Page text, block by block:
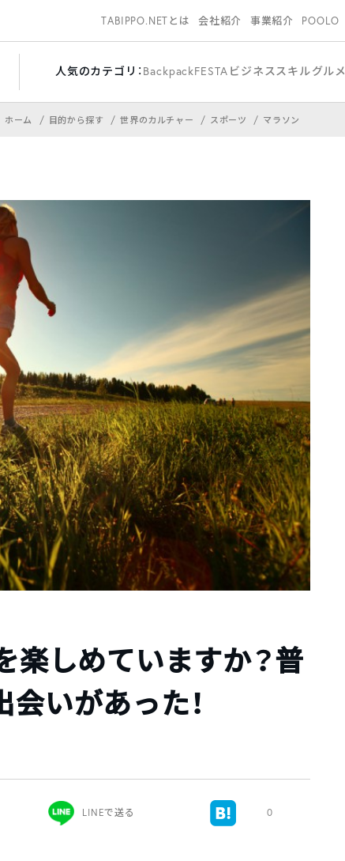
TABIPPO.NETとは 会社紹介 事業紹介 POOLO
人気のカテゴリ： BackpackFESTA ビジネススキルグルメ
ホーム 目的から探す 世界のカルチャー スポーツ マラソン
楽しめていますか？普
いがあった！
LINEで送る 0